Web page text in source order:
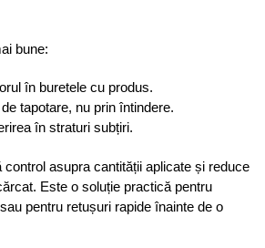
bune:
în buretele cu produs.
tapotare, nu prin întindere.
în straturi subțiri.
asupra cantității aplicate și reduce
Este o soluție practică pentru
pentru retușuri rapide înainte de o